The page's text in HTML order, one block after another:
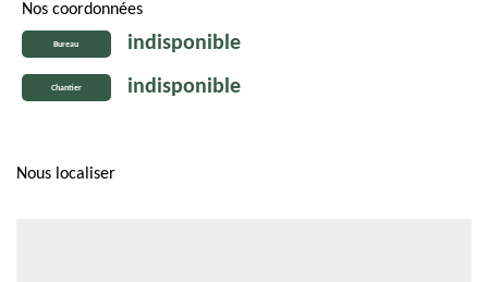
Nos coordonnées
Bureau indisponible
Chantier indisponible
Nous localiser